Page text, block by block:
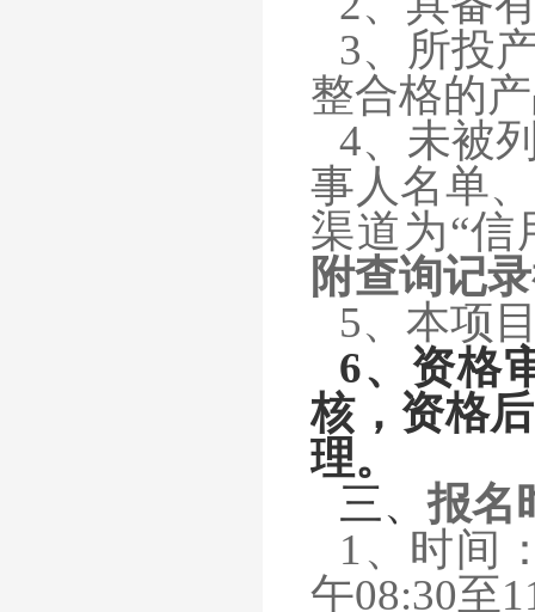
3、所投
整合格的
4、未被
事人名单
渠道为“信
附查询记
5、 本项
6、资格
核，资格
理。
三、报名
1、时间
午08:30至